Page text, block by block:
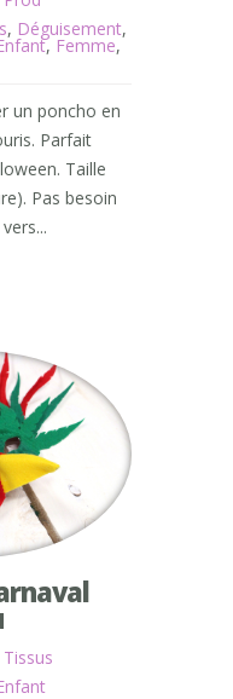
, Déguisement,
, Femme,
un poncho en
Parfait
Taille
Pas besoin